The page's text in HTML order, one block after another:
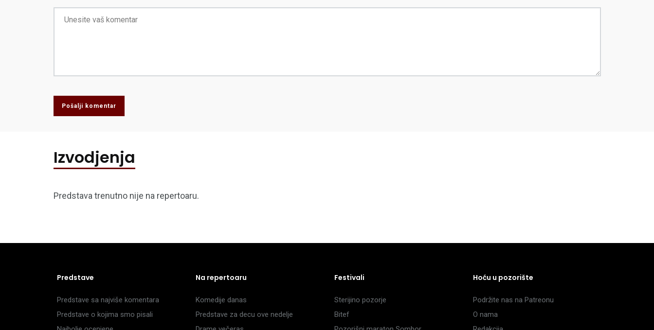
Pošalji komentar
Izvodjenja
Predstava trenutno nije na repertoaru.
Predstave
Predstave sa najviše komentara
Predstave o kojima smo pisali
Na repertoaru
Komedije danas
Predstave za decu ove nedelje
Festivali
Sterijino pozorje
Bitef
Hoću u pozorište
Podržite nas na Patreonu
O nama